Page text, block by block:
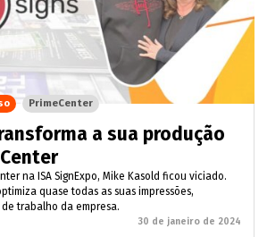
a sua produção
na ISA SignExpo, Mike Kasold ficou viciado.
quase todas as suas impressões,
trabalho da empresa.
30 de janeiro de 2024
PrimeCenter